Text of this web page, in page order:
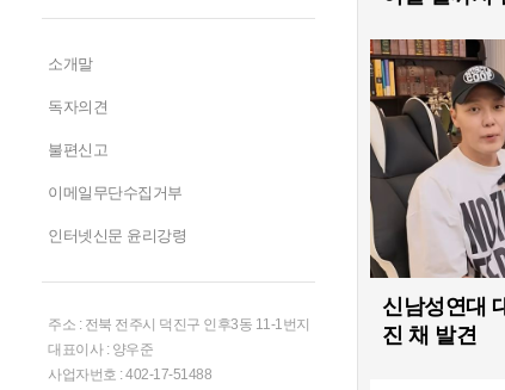
소개말
독자의견
불편신고
이메일무단수집거부
인터넷신문 윤리강령
주소 : 전북 전주시 덕진구 인후3동 11-1번지
대표이사 : 양우준
사업자번호 : 402-17-51488
신남성연대
진 채 발견